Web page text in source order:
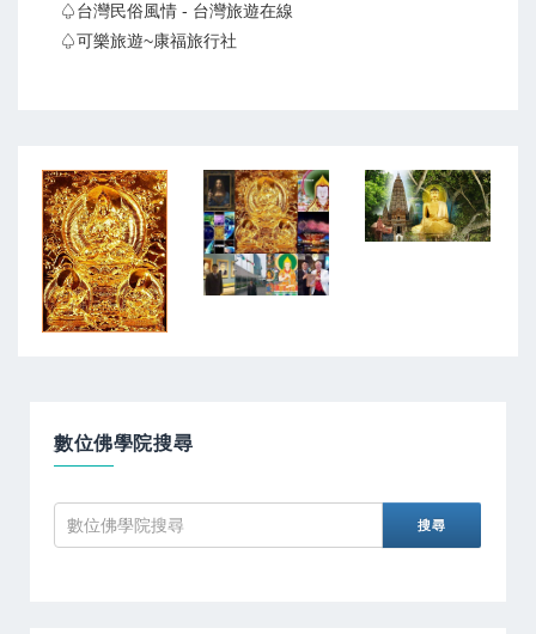
♤台灣民俗風情 - 台灣旅遊在線
♤可樂旅遊~康福旅行社
數位佛學院搜尋